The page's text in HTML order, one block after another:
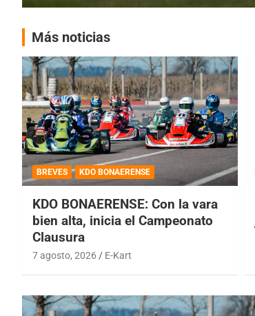
Más noticias
BREVES KDO BONAERENSE
KDO BONAERENSE: Con la vara
bien alta, inicia el Campeonato
Clausura
7 agosto, 2026 E-Kart